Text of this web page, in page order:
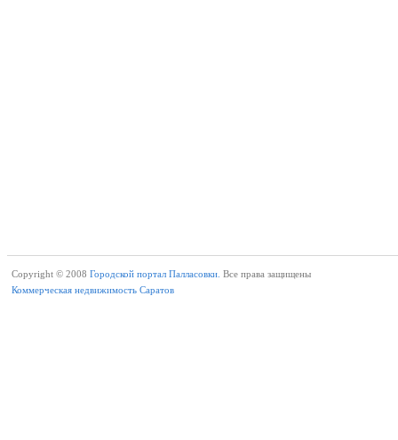
Copyright © 2008 Городской портал Палласовки. Все права защищены
Коммерческая недвижимость Саратов